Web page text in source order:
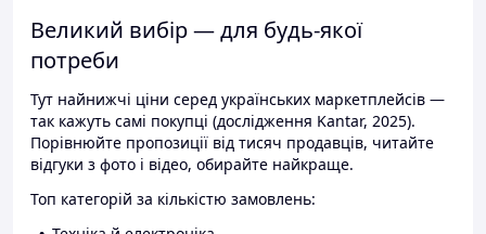
Великий вибір — для будь-якої
потреби
Тут найнижчі ціни серед українських маркетплейсів —
так кажуть самі покупці (дослідження Kantar, 2025).
Порівнюйте пропозиції від тисяч продавців, читайте
відгуки з фото і відео, обирайте найкраще.
Топ категорій за кількістю замовлень: